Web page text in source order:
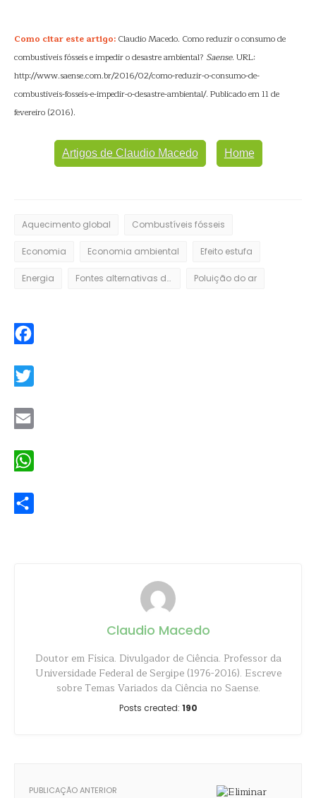
Como citar este artigo: Claudio Macedo. Como reduzir o consumo de
combustíveis fósseis e impedir o desastre ambiental? Saense. URL:
http://www.saense.com.br/2016/02/como-reduzir-o-consumo-de-
combustiveis-fosseis-e-impedir-o-desastre-ambiental/. Publicado em 11 de
fevereiro (2016).
Artigos de Claudio Macedo Home
Aquecimento global Combustíveis fósseis
Economia Economia ambiental Efeito estufa
Energia Fontes alternativas de energia Poluição do ar
Claudio Macedo
Doutor em Física. Divulgador de Ciência. Professor da
Universidade Federal de Sergipe (1976-2016). Escreve
sobre Temas Variados da Ciência no Saense.
Posts created: 190
PUBLICAÇÃO ANTERIOR